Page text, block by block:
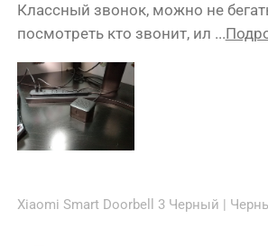
Классный звонок, можно не
посмотреть кто звонит, ил ...
Xiaomi Smart Doorbell 3 Черный